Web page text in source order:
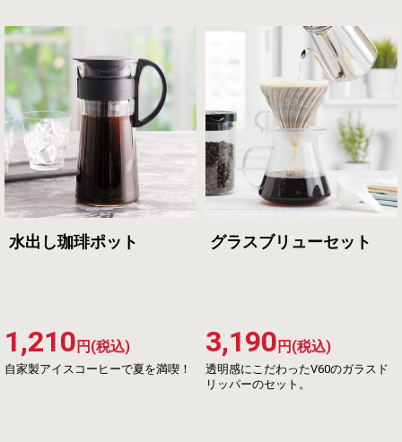
水出し珈琲ポット
自家製アイスコーヒーで夏を満喫！
1,210 円(税込)
グラスブリューセット
透明感にこだわったV60のガラスド
リッパーのセット。
3,190 円(税込)